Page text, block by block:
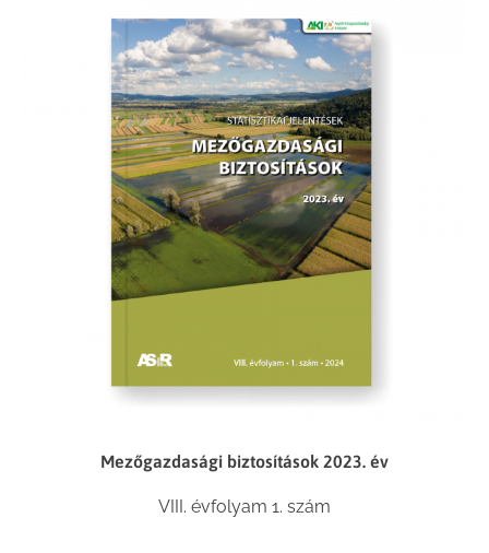
Mezőgazdasági biztosítások 2023. év
VIII. évfolyam 1. szám